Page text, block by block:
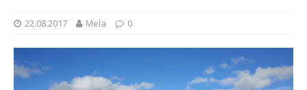
22.08.2017 Mela 0